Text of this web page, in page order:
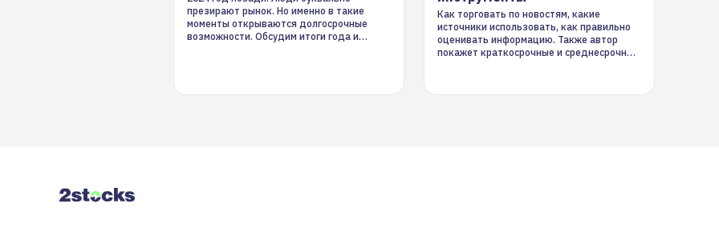
презирают рынок. Но именно в такие
моменты открываются долгосрочные
возможности. Обсудим итоги года и
Как торговать по новостям, какие
источники использовать, как правильно
оценивать информацию. Также автор
покажет краткосрочные и среднесрочные